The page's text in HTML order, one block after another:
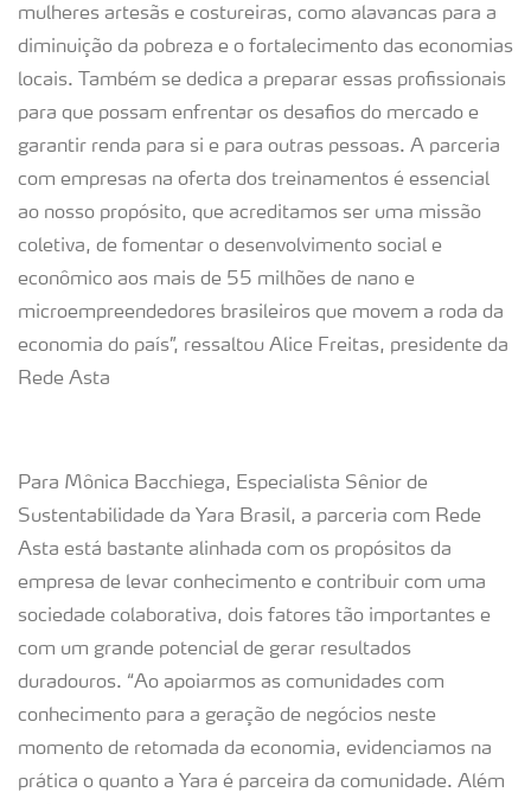
mulheres artesãs e costureiras, como alavancas para a
diminuição da pobreza e o fortalecimento das economias
locais. Também se dedica a preparar essas profissionais
para que possam enfrentar os desafios do mercado e
garantir renda para si e para outras pessoas. A parceria
com empresas na oferta dos treinamentos é essencial
ao nosso propósito, que acreditamos ser uma missão
coletiva, de fomentar o desenvolvimento social e
econômico aos mais de 55 milhões de nano e
microempreendedores brasileiros que movem a roda da
economia do país”, ressaltou Alice Freitas, presidente da
Rede Asta
Para Mônica Bacchiega, Especialista Sênior de
Sustentabilidade da Yara Brasil, a parceria com Rede
Asta está bastante alinhada com os propósitos da
empresa de levar conhecimento e contribuir com uma
sociedade colaborativa, dois fatores tão importantes e
com um grande potencial de gerar resultados
duradouros. “Ao apoiarmos as comunidades com
conhecimento para a geração de negócios neste
momento de retomada da economia, evidenciamos na
prática o quanto a Yara é parceira da comunidade. Além